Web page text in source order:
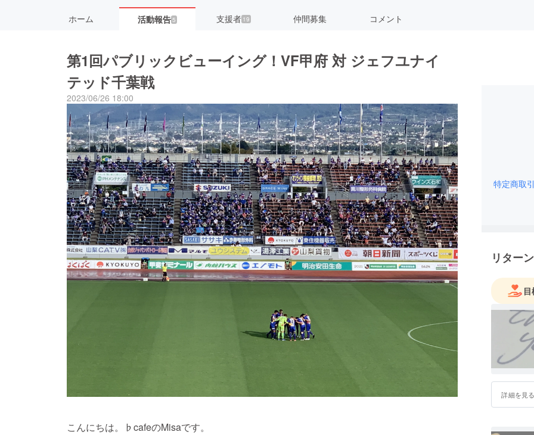
ホーム 活動報告5 支援者 19 仲間募集 コメント
第1回パブリックビューイング！VF甲府 対 ジェフユナイ
テッド千葉戦
2023/06/26 18:00
こんにちは。♭cafeのMisaです。
特定商取
リター
詳細を見